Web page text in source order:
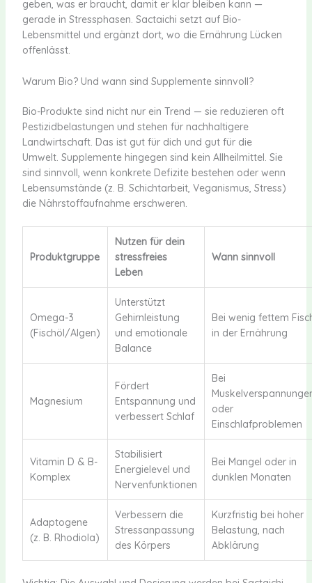
geben, was er braucht, damit er klar bleiben kann —
gerade in Stressphasen. Sactaichi setzt auf Bio-
Lebensmittel und ergänzt dort, wo die Ernährung Lücken
offenlässt.
Warum Bio? Und wann sind Supplemente sinnvoll?
Bio-Produkte sind nicht nur ein Trend — sie reduzieren oft
Pestizidbelastungen und stehen für nachhaltigere
Landwirtschaft. Das ist gut für dich und gut für die
Umwelt. Supplemente hingegen sind kein Allheilmittel. Sie
sind sinnvoll, wenn konkrete Defizite bestehen oder wenn
Lebensumstände (z. B. Schichtarbeit, Veganismus, Stress)
die Nährstoffaufnahme erschweren.
Produktgruppe
Nutzen für dein
stressfreies
Leben
Wann sinnvoll
Omega-3
(Fischöl/Algen)
Unterstützt
Gehirnleistung
und emotionale
Balance
Bei wenig fettem
in der Ernährung
Magnesium
Fördert
Entspannung und
verbessert Schlaf
Bei
oder
Einschlafproblemen
Vitamin D & B-
Komplex
Stabilisiert
Energielevel und
Nervenfunktionen
Bei Mangel oder in
dunklen Monaten
Adaptogene
(z. B. Rhodiola)
Verbessern die
Stressanpassung
des Körpers
Kurzfristig bei hoher
Belastung, nach
Abklärung